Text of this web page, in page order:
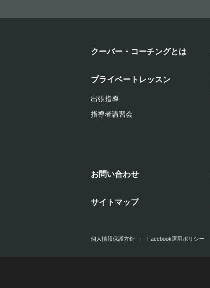
クーバー・コーチングとは
プライベートレッスン
出張指導
指導者講習会
お問い合わせ
サイトマップ
個人情報保護方針 | Facebook運用ポリシー